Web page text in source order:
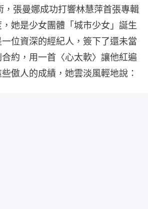
，張曼娜成功打響林慧萍首張專輯
，她是少女團體「城市少女」誕生
位資深的經紀人，簽下了還未當
約，用一首〈心太軟〉讓他紅遍
傲人的成績，她雲淡風輕地說：